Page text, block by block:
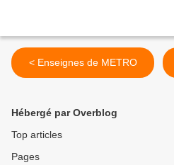
< Enseignes de METRO
Hébergé par Overblog
Top articles
Pages